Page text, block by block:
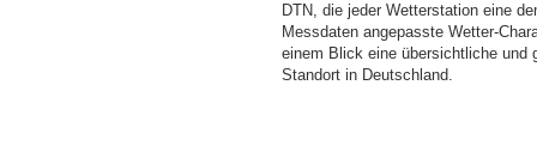
DTN, die jeder Wetterstation eine
Messdaten angepasste Wetter-
einem Blick eine übersichtliche und
Standort in Deutschland.